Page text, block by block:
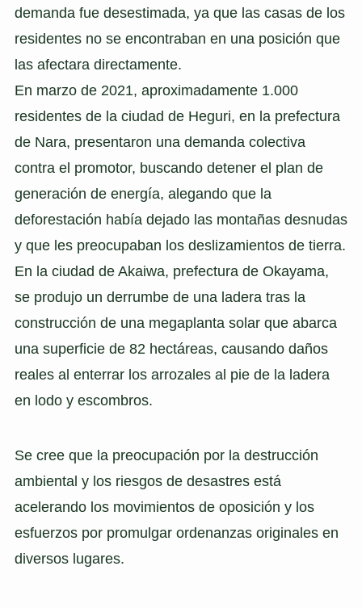
demanda fue desestimada, ya que las casas de los
residentes no se encontraban en una posición que
las afectara directamente.
En marzo de 2021, aproximadamente 1.000
residentes de la ciudad de Heguri, en la prefectura
de Nara, presentaron una demanda colectiva
contra el promotor, buscando detener el plan de
generación de energía, alegando que la
deforestación había dejado las montañas desnudas
y que les preocupaban los deslizamientos de tierra.
En la ciudad de Akaiwa, prefectura de Okayama,
se produjo un derrumbe de una ladera tras la
construcción de una megaplanta solar que abarca
una superficie de 82 hectáreas, causando daños
reales al enterrar los arrozales al pie de la ladera
en lodo y escombros.
Se cree que la preocupación por la destrucción
ambiental y los riesgos de desastres está
acelerando los movimientos de oposición y los
esfuerzos por promulgar ordenanzas originales en
diversos lugares.